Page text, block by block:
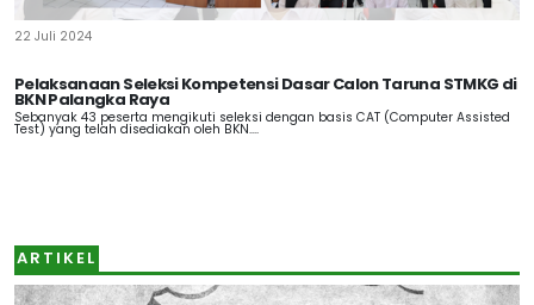
22 Juli 2024
Pelaksanaan Seleksi Kompetensi Dasar Calon Taruna STMKG di
BKN Palangka Raya
Sebanyak 43 peserta mengikuti seleksi dengan basis CAT (Computer Assisted
Test) yang telah disediakan oleh BKN....
ARTIKEL